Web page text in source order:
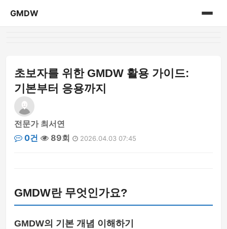
GMDW
초보자를 위한 GMDW 활용 가이드:
기본부터 응용까지
전문가 최서연
0건
89회 2026.04.03 07:45
GMDW란 무엇인가요?
GMDW의 기본 개념 이해하기